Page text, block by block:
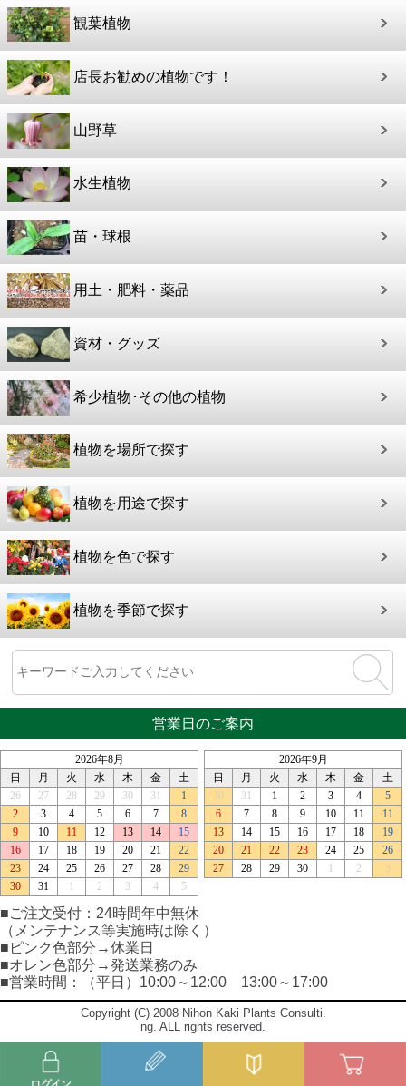
観葉植物
店長お勧めの植物です！
山野草
水生植物
苗・球根
用土・肥料・薬品
資材・グッズ
希少植物･その他の植物
植物を場所で探す
植物を用途で探す
植物を色で探す
植物を季節で探す
営業日のご案内
■ご注文受付：24時間年中無休
（メンテナンス等実施時は除く）
■ピンク色部分→休業日
■オレン色部分→発送業務のみ
■営業時間：（平日）10:00～12:00 13:00～17:00
Copyright (C) 2008 Nihon Kaki Plants Consulti.
ng. ALL rights reserved.